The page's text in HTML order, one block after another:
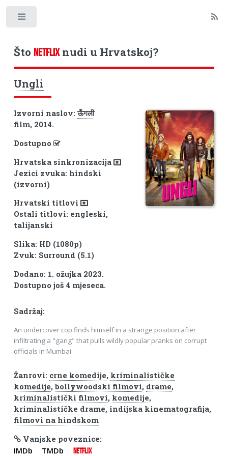
Što NETFLIXnudi u Hrvatskoj?
Ungli
Izvorni naslov:ऊँगली
film, 2014.
Dostupno
Hrvatska sinkronizacija
Jezici zvuka: hindski
(izvorni)
Hrvatski titlovi
Ostali titlovi: engleski,
talijanski
Slika: HD (1080p)
Zvuk: Surround (5.1)
Dodano: 1. ožujka 2023.
Dostupno još 4 mjeseca.
Sadržaj:
An undercover cop finds himself in a strange position after
infiltrating a "gang" that pulls wildly popular pranks on corrupt
officials in Mumbai.
Žanrovi: crne komedije, kriminalističke
komedije, bollywoodski filmovi, drame,
kriminalistički filmovi, komedije,
kriminalističke drame, indijska kinematografija,
filmovi na hindskom
Vanjske poveznice:
IMDb TMDb NETFLIX